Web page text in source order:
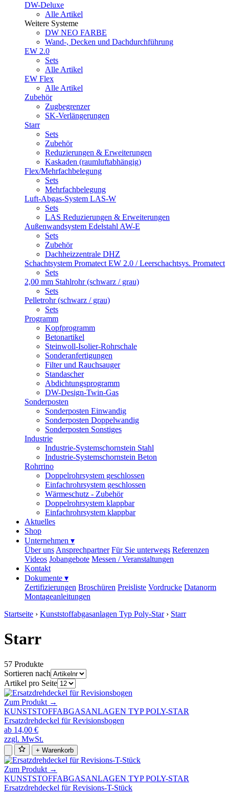
DW-Deluxe
Alle Artikel
Weitere Systeme
DW NEO FARBE
Wand-, Decken und Dachdurchführung
EW 2.0
Sets
Alle Artikel
EW Flex
Alle Artikel
Zubehör
Zugbegrenzer
SK-Verlängerungen
Starr
Sets
Zubehör
Reduzierungen & Erweiterungen
Kaskaden (raumluftabhängig)
Flex/Mehrfachbelegung
Sets
Mehrfachbelegung
Luft-Abgas-System LAS-W
Sets
LAS Reduzierungen & Erweiterungen
Außenwandsystem Edelstahl AW-E
Sets
Zubehör
Dachheizzentrale DHZ
Schachtsystem Promatect EW 2.0 / Leerschachtsys. Promatect
Sets
2,00 mm Stahlrohr (schwarz / grau)
Sets
Pelletrohr (schwarz / grau)
Sets
Programm
Kopfprogramm
Betonartikel
Steinwoll-Isolier-Rohrschale
Sonderanfertigungen
Filter und Rauchsauger
Standascher
Abdichtungsprogramm
DW-Design-Twin-Gas
Sonderposten
Sonderposten Einwandig
Sonderposten Doppelwandig
Sonderposten Sonstiges
Industrie
Industrie-Systemschornstein Stahl
Industrie-Systemschornstein Beton
Rohrrino
Doppelrohrsystem geschlossen
Einfachrohrsystem geschlossen
Wärmeschutz - Zubehör
Doppelrohrsystem klappbar
Einfachrohrsystem klappbar
Aktuelles
Shop
Unternehmen ▾
Über uns Ansprechpartner Für Sie unterwegs Referenzen
Videos Jobangebote Messen / Veranstaltungen
Kontakt
Dokumente ▾
Zertifizierungen Broschüren Preisliste Vordrucke Datanorm
Montageanleitungen
Startseite › Kunststoffabgasanlagen Typ Poly-Star › Starr
Starr
57 Produkte
Sortieren nach
Artikel pro Seite
Zum Produkt →
KUNSTSTOFFABGASANLAGEN TYP POLY-STAR
Ersatzdrehdeckel für Revisionsbogen
ab 14,00 €
zzgl. MwSt.
+ Warenkorb
Zum Produkt →
KUNSTSTOFFABGASANLAGEN TYP POLY-STAR
Ersatzdrehdeckel für Revisions-T-Stück